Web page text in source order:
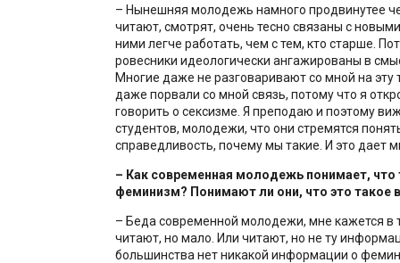
– Нынешняя молодежь намного продвинутее
читают, смотрят, очень тесно связаны с
ними легче работать, чем с тем, кто старше.
ровесники идеологически ангажированы в
Многие даже не разговаривают со мной на эту
даже порвали со мной связь, потому что я
говорить о сексизме. Я преподаю и поэтому
студентов, молодежи, что они стремятся
справедливость, почему мы такие. И это дает
– Как современная молодежь понимает, что
феминизм? Понимают ли они, что это такое
– Беда современной молодежи, мне кажется в
читают, но мало. Или читают, но не ту
большинства нет никакой информации о